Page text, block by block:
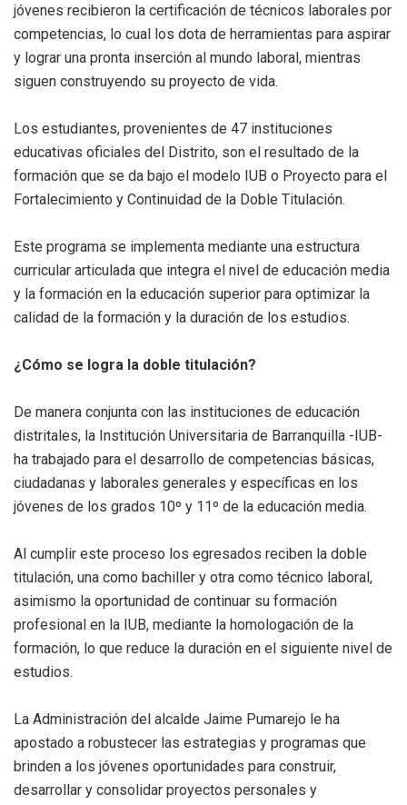
jóvenes recibieron la certificación de técnicos laborales por
competencias, lo cual los dota de herramientas para aspirar
y lograr una pronta inserción al mundo laboral, mientras
siguen construyendo su proyecto de vida.
Los estudiantes, provenientes de 47 instituciones
educativas oficiales del Distrito, son el resultado de la
formación que se da bajo el modelo IUB o Proyecto para el
Fortalecimiento y Continuidad de la Doble Titulación.
Este programa se implementa mediante una estructura
curricular articulada que integra el nivel de educación media
y la formación en la educación superior para optimizar la
calidad de la formación y la duración de los estudios.
¿Cómo se logra la doble titulación?
De manera conjunta con las instituciones de educación
distritales, la Institución Universitaria de Barranquilla -IUB-
ha trabajado para el desarrollo de competencias básicas,
ciudadanas y laborales generales y específicas en los
jóvenes de los grados 10º y 11º de la educación media.
Al cumplir este proceso los egresados reciben la doble
titulación, una como bachiller y otra como técnico laboral,
asimismo la oportunidad de continuar su formación
profesional en la IUB, mediante la homologación de la
formación, lo que reduce la duración en el siguiente nivel de
estudios.
La Administración del alcalde Jaime Pumarejo le ha
apostado a robustecer las estrategias y programas que
brinden a los jóvenes oportunidades para construir,
desarrollar y consolidar proyectos personales y